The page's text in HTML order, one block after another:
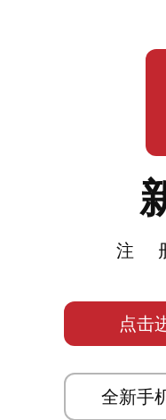
注
点击
全新手